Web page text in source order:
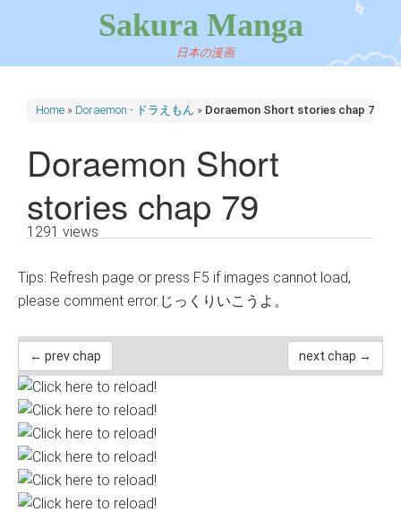
Sakura Manga
日本の漫画
Home » Doraemon - ドラえもん » Doraemon Short stories chap 79
Doraemon Short
stories chap 79
1291 views
Tips: Refresh page or press F5 if images cannot load,
please comment error.じっくりいこうよ。
← prev chap next chap →